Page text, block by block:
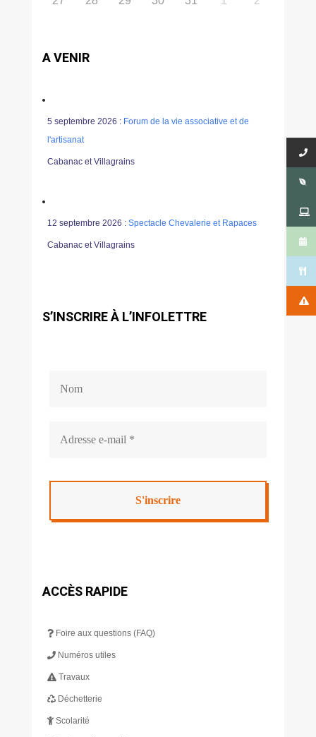
A VENIR
5 septembre 2026 : Forum de la vie associative et de
l'artisanat
Cabanac et Villagrains
12 septembre 2026 : Spectacle Chevalerie et Rapaces
Cabanac et Villagrains
S’INSCRIRE À L’INFOLETTRE
ACCÈS RAPIDE
Foire aux questions (FAQ)
Numéros utiles
Travaux
Déchetterie
Scolarité